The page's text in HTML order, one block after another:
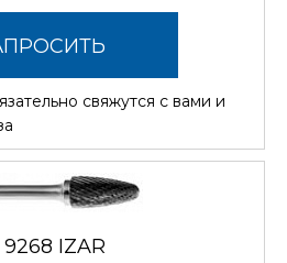
свяжутся с вами и
IZAR